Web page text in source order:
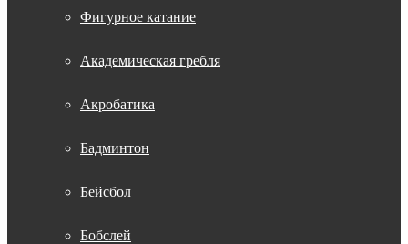
Фигурное катание
Академическая гребля
Акробатика
Бадминтон
Бейсбол
Бобслей